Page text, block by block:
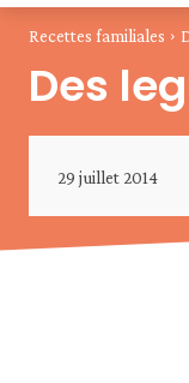
Recettes familiales
Des
29 juillet 2014